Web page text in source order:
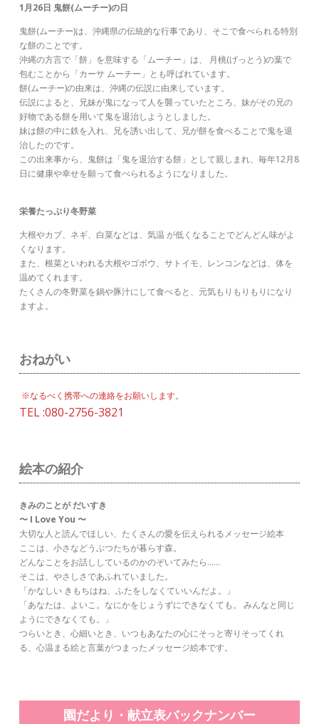
1月26日 鬼餅(ムーチー)の日
鬼餅(ムーチー)は、沖縄県の伝統的な行事であり、そこで食べられる特別
な餅のことです。
沖縄の方言で「餅」を意味する「ムーチー」は、 月桃(げっとう)の葉で
包むことから「カーサ ムーチー」とも呼ばれています。
餅(ムーチー)の由来は、沖縄の伝説に由来しています。
伝説によると、兄妹が鬼になって人を襲っていたところ、妹がその兄の
好物である餅を用いて鬼を退治しようとしました。
妹は餅の中に鉄を入れ、兄を誘い出して、兄が餅を食べることで鬼を退
治したのです。
この出来事から、鬼餅は「鬼を退治する餅」として親しまれ、毎年12月8
日に健康や幸せを願って食べられるようになりました。
栄養たっぷり冬野菜
大根やカブ、ネギ、白菜などは、気温 が低くなることでどんどん味がよ
くなります。
また、根菜といわれる大根やゴボウ、サトイモ、レンコンなどは、体を
温めてくれます。
たくさんの冬野菜を鍋や豚汁にして食べると、元気もりもりもりになり
ますよ。
おねがい
※なるべく携帯への連絡をお願いします。
TEL :080-2756-3821
絵本の紹介
きみのことが だいすき
〜 I Love You 〜
大切な人と読んでほしい、たくさんの愛を伝えられるメッセージ絵本
ここは、小さなどうぶつたちが暮らす森。
どんなことをお話ししているのかのぞいてみたら……
そこは、やさしさであふれていました。
「かなしい きもちはね、ふたをしなくていいんだよ。」
「あなたは、よいこ。なにかをじょうずにできなくても。 みんなと同じ
ようにできなくても。」
つらいとき、心細いとき、いつもあなたの心にそっと寄りそってくれ
る、心温まる絵と言葉がつまったメッセージ絵本です。
園だより・献立表バックナンバー